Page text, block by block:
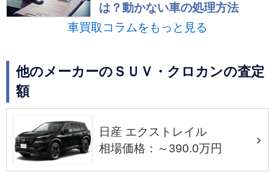
は？動かない車の処理方法
車買取コラムをもっと見る
他のメーカーのＳＵＶ・クロカンの査定
額
日産 エクストレイル
相場価格：～390.0万円